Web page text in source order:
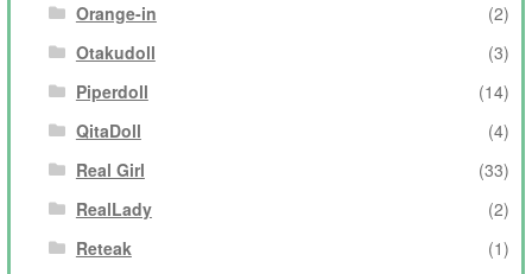
Orange-in
(2)
Otakudoll
(3)
Piperdoll
(14)
QitaDoll
(4)
Real Girl
(33)
RealLady
(2)
Reteak
(1)